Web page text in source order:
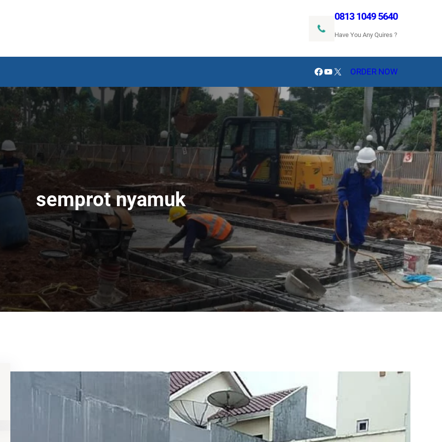
0813 1049 5640
Have You Any Quires ?
Facebook
YouTube
X ORDER NOW
semprot nyamuk